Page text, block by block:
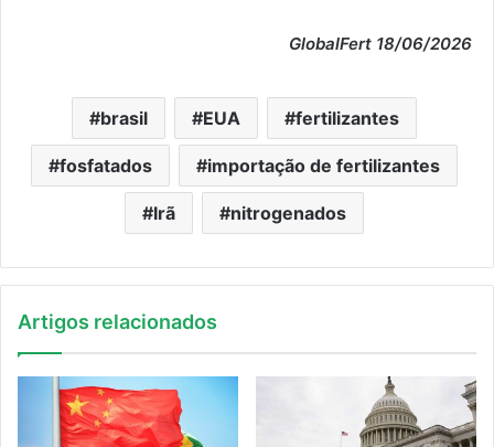
GlobalFert 18/06/2026
brasil EUA fertilizantes
fosfatados importação de fertilizantes
Irã nitrogenados
Artigos relacionados